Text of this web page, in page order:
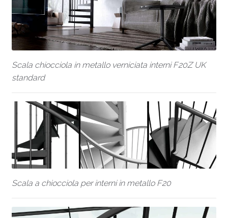
Scala chiocciola in metallo verniciata interni F20Z UK
standard
Scala a chiocciola per interni in metallo F20